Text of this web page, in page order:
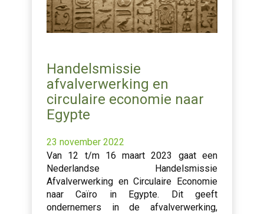
Handelsmissie
afvalverwerking en
circulaire economie naar
Egypte
23 november 2022
Van 12 t/m 16 maart 2023 gaat een
Nederlandse Handelsmissie
Afvalverwerking en Circulaire Economie
naar Caïro in Egypte. Dit geeft
ondernemers in de afvalverwerking,